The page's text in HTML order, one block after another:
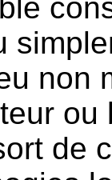
non
de